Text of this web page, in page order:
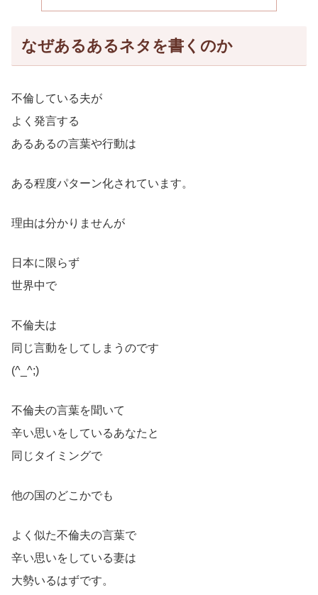
なぜあるあるネタを書くのか
不倫している夫が
よく発言する
あるあるの言葉や行動は
ある程度パターン化されています。
理由は分かりませんが
日本に限らず
世界中で
不倫夫は
同じ言動をしてしまうのです
(^_^;)
不倫夫の言葉を聞いて
辛い思いをしているあなたと
同じタイミングで
他の国のどこかでも
よく似た不倫夫の言葉で
辛い思いをしている妻は
大勢いるはずです。